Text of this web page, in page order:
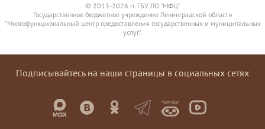
© 2013-2026 гг. ГБУ ЛО "МФЦ"
Государственное бюджетное учреждение Ленинградской области
"Многофункциональный центр предоставления государственных и муниципальных
услуг".
Подписывайтесь на наши страницы в социальных сетях